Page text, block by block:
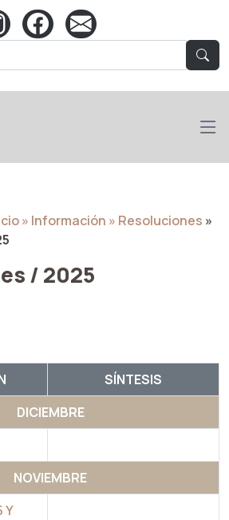
» Información » Resoluciones »
/ 2025
SÍNTESIS
DICIEMBRE
NOVIEMBRE
Y